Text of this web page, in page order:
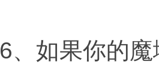
6、如果你的